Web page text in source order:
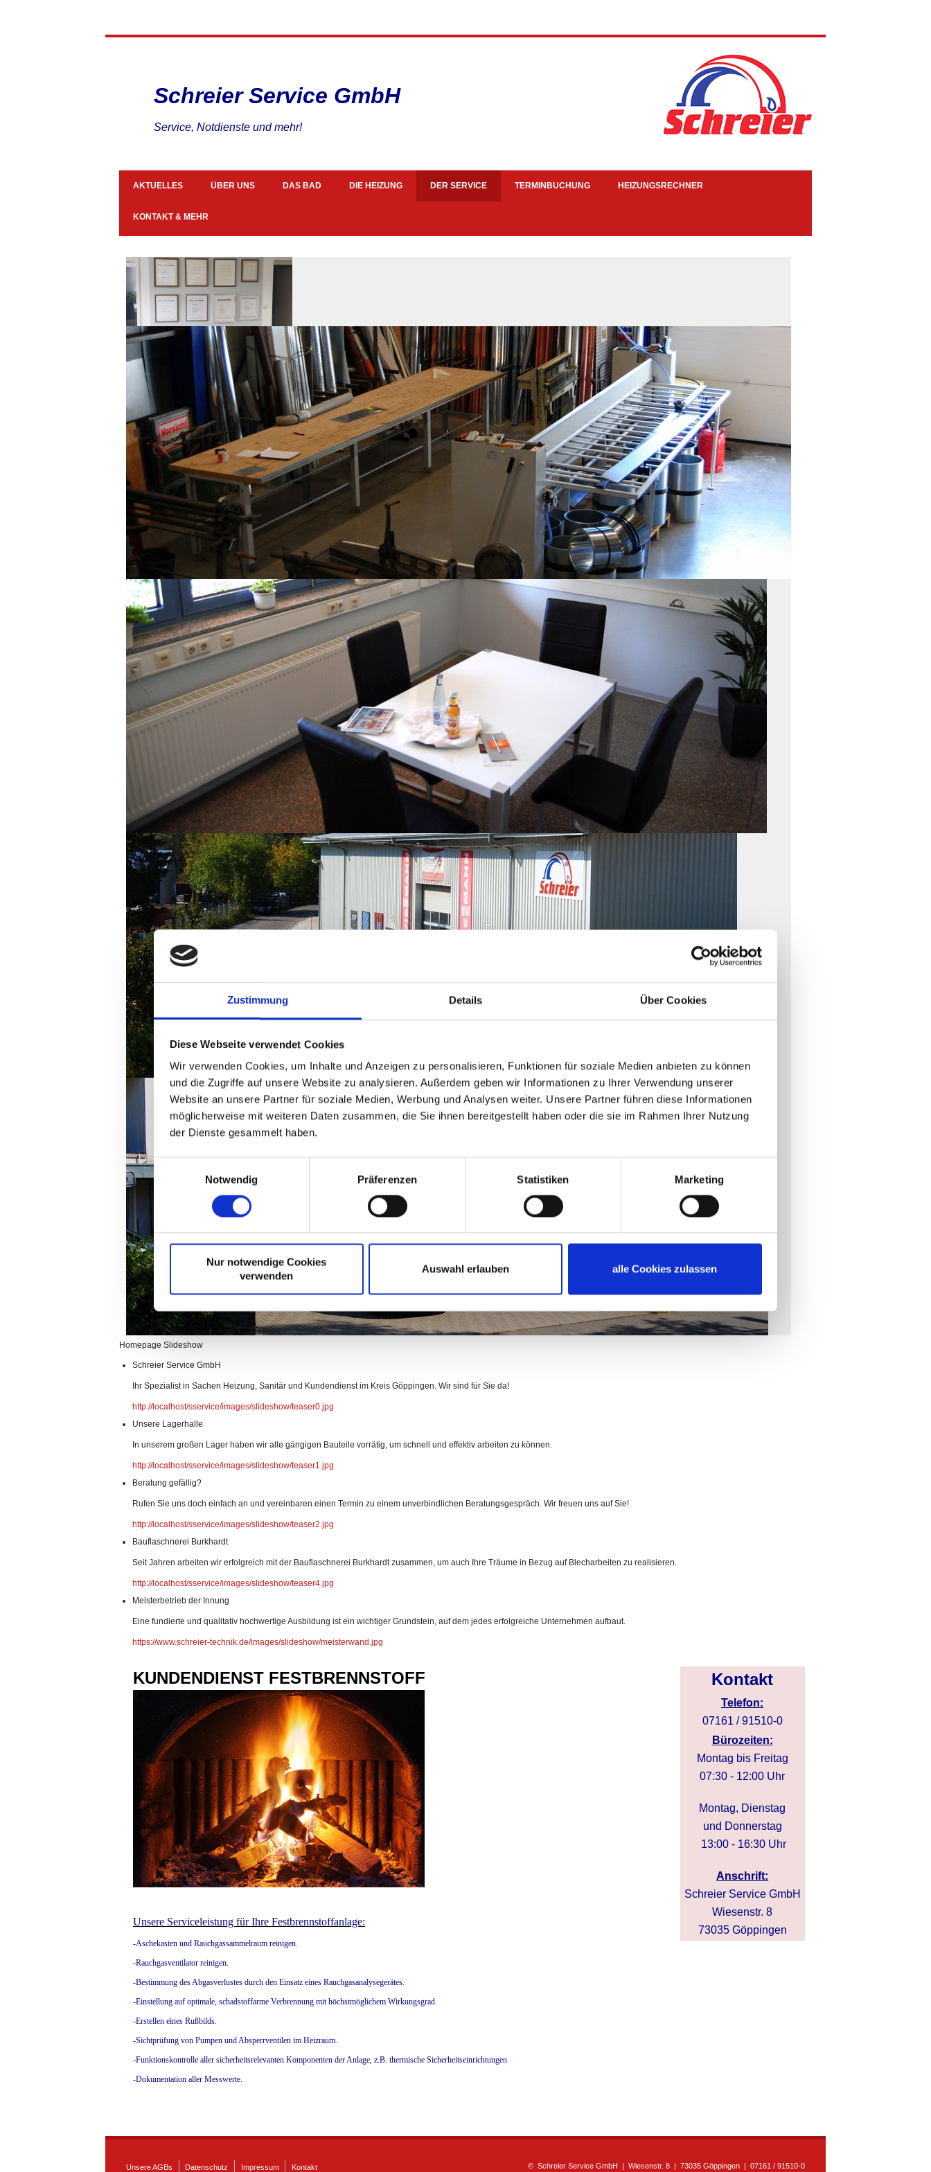
Zustimmung Details Über Cookies
Diese Webseite verwendet Cookies
Wir verwenden Cookies, um Inhalte und Anzeigen zu personalisieren, Funktionen für soziale Medien anbieten zu können
und die Zugriffe auf unsere Website zu analysieren. Außerdem geben wir Informationen zu Ihrer Verwendung unserer
Website an unsere Partner für soziale Medien, Werbung und Analysen weiter. Unsere Partner führen diese Informationen
möglicherweise mit weiteren Daten zusammen, die Sie ihnen bereitgestellt haben oder die sie im Rahmen Ihrer Nutzung
der Dienste gesammelt haben.
Einwilligungsauswahl
Notwendig
Präferenzen Statistiken Marketing
Nur notwendige Cookies
verwenden
Auswahl erlauben alle Cookies zulassen
Schreier Service GmbH
Service, Notdienste und mehr!
AKTUELLES ÜBER UNS DAS BAD DIE HEIZUNG DER SERVICE TERMINBUCHUNG HEIZUNGSRECHNER
KONTAKT & MEHR
Homepage Slideshow
Schreier Service GmbH
Ihr Spezialist in Sachen Heizung, Sanitär und Kundendienst im Kreis Göppingen. Wir sind für Sie da!
http://localhost/sservice/images/slideshow/teaser0.jpg
Unsere Lagerhalle
In unserem großen Lager haben wir alle gängigen Bauteile vorrätig, um schnell und effektiv arbeiten zu können.
http://localhost/sservice/images/slideshow/teaser1.jpg
Beratung gefällig?
Rufen Sie uns doch einfach an und vereinbaren einen Termin zu einem unverbindlichen Beratungsgespräch. Wir freuen uns auf Sie!
http://localhost/sservice/images/slideshow/teaser2.jpg
Bauflaschnerei Burkhardt
Seit Jahren arbeiten wir erfolgreich mit der Bauflaschnerei Burkhardt zusammen, um auch Ihre Träume in Bezug auf Blecharbeiten zu realisieren.
http://localhost/sservice/images/slideshow/teaser4.jpg
Meisterbetrieb der Innung
Eine fundierte und qualitativ hochwertige Ausbildung ist ein wichtiger Grundstein, auf dem jedes erfolgreiche Unternehmen aufbaut.
https://www.schreier-technik.de/images/slideshow/meisterwand.jpg
KUNDENDIENST FESTBRENNSTOFF
Unsere Serviceleistung für Ihre Festbrennstoffanlage:
-Aschekasten und Rauchgassammelraum reinigen.
-Rauchgasventilator reinigen.
-Bestimmung des Abgasverlustes durch den Einsatz eines Rauchgasanalysegerätes.
-Einstellung auf optimale, schadstoffarme Verbrennung mit höchstmöglichem Wirkungsgrad.
-Erstellen eines Rußbilds.
-Sichtprüfung von Pumpen und Absperrventilen im Heizraum.
-Funktionskontrolle aller sicherheitsrelevanten Komponenten der Anlage, z.B. thermische Sicherheitseinrichtungen
-Dokumentation aller Messwerte.
Kontakt
Telefon:
07161 / 91510-0
Bürozeiten:
Montag bis Freitag
07:30 - 12:00 Uhr
Montag, Dienstag
und Donnerstag
13:00 - 16:30 Uhr
Anschrift:
Schreier Service GmbH
Wiesenstr. 8
73035 Göppingen
Unsere AGBs Datenschutz Impressum Kontakt © Schreier Service GmbH | Wiesenstr. 8 | 73035 Göppingen | 07161 / 91510-0